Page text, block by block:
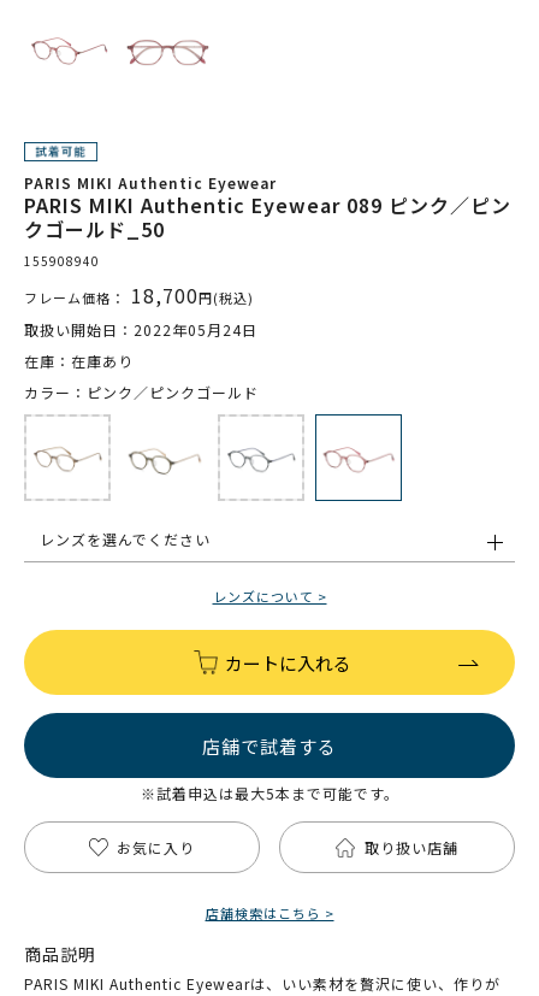
PARIS MIKI Authentic Eyewear
PARIS MIKI Authentic Eyewear 089 ピンク／ピン
クゴールド_50
155908940
フレーム価格： 18,700円(税込)
取扱い開始日：2022年05月24日
在庫：在庫あり
カラー：ピンク／ピンクゴールド
レンズを選んでください
レンズについて >
カートに入れる
店舗で試着する
※試着申込は最大5本まで可能です。
お気に入り 取り扱い店舗
店舗検索はこちら >
商品説明
PARIS MIKI Authentic Eyewearは、いい素材を贅沢に使い、作りが